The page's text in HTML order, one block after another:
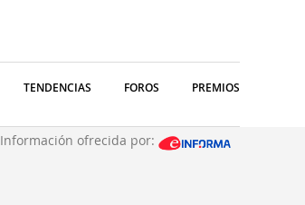
TENDENCIAS FOROS PREMIOS
Información ofrecida por: